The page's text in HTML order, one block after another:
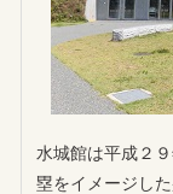
水城館は平成２
塁をイメージし